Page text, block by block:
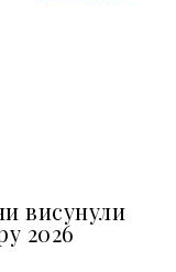
висунули
2026